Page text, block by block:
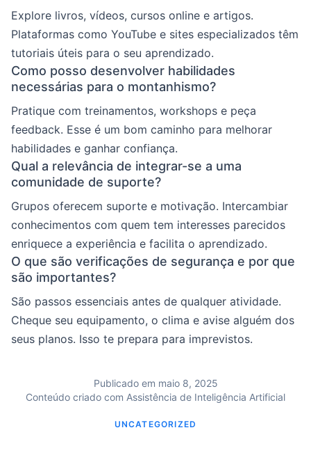
Explore livros, vídeos, cursos online e artigos.
Plataformas como YouTube e sites especializados têm
tutoriais úteis para o seu aprendizado.
Como posso desenvolver habilidades
necessárias para o montanhismo?
Pratique com treinamentos, workshops e peça
feedback. Esse é um bom caminho para melhorar
habilidades e ganhar confiança.
Qual a relevância de integrar-se a uma
comunidade de suporte?
Grupos oferecem suporte e motivação. Intercambiar
conhecimentos com quem tem interesses parecidos
enriquece a experiência e facilita o aprendizado.
O que são verificações de segurança e por que
são importantes?
São passos essenciais antes de qualquer atividade.
Cheque seu equipamento, o clima e avise alguém dos
seus planos. Isso te prepara para imprevistos.
Publicado em maio 8, 2025
Conteúdo criado com Assistência de Inteligência Artificial
UNCATEGORIZED